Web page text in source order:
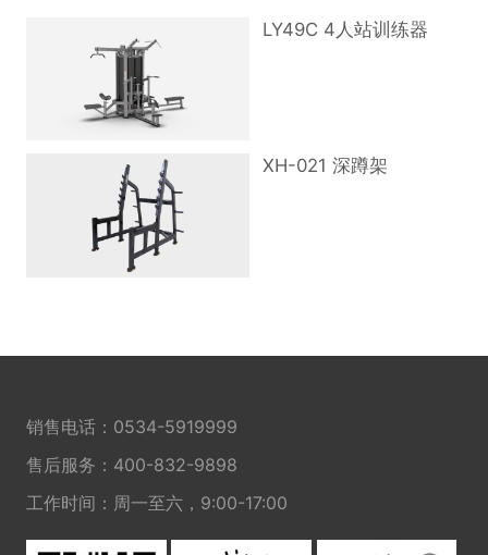
LY49C 4人站训练器
XH-021 深蹲架
销售电话： 0534-5919999
售后服务： 400-832-9898
工作时间：周一至六，9:00-17:00